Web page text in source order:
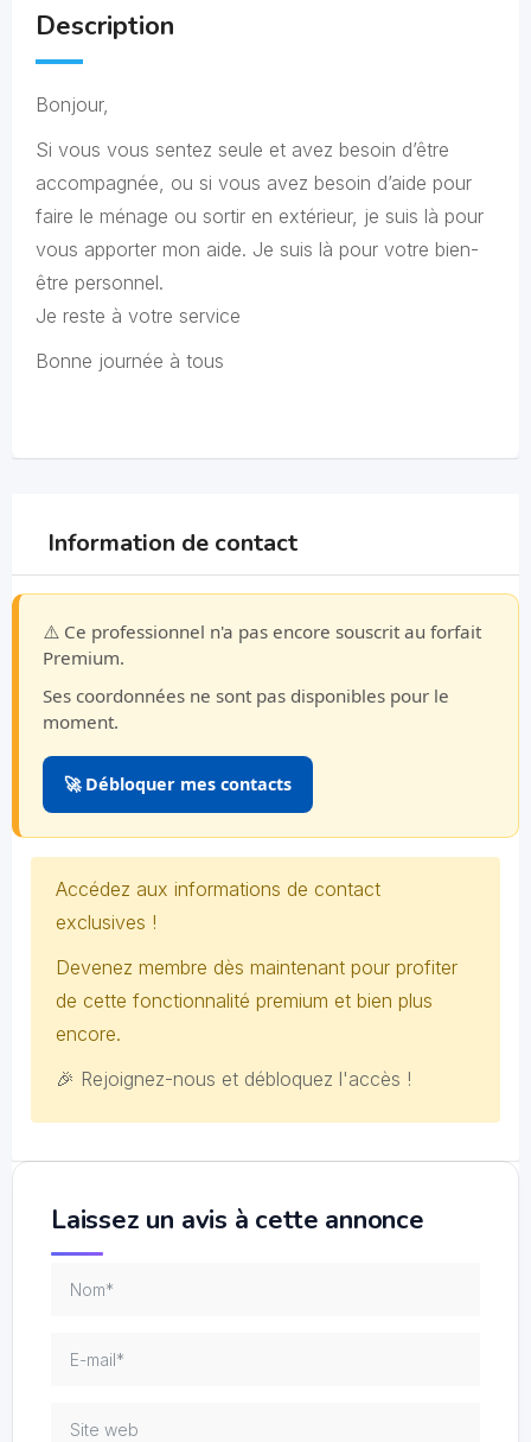
Description
Bonjour,
Si vous vous sentez seule et avez besoin d’être
accompagnée, ou si vous avez besoin d’aide pour
faire le ménage ou sortir en extérieur, je suis là pour
vous apporter mon aide. Je suis là pour votre bien-
être personnel.
Je reste à votre service
Bonne journée à tous
Information de contact
⚠️ Ce professionnel n'a pas encore souscrit au forfait
Premium.
Ses coordonnées ne sont pas disponibles pour le
moment.
🚀 Débloquer mes contacts
Accédez aux informations de contact
exclusives !
Devenez membre dès maintenant pour profiter
de cette fonctionnalité premium et bien plus
encore.
🎉 Rejoignez-nous et débloquez l'accès !
Laissez un avis à cette annonce